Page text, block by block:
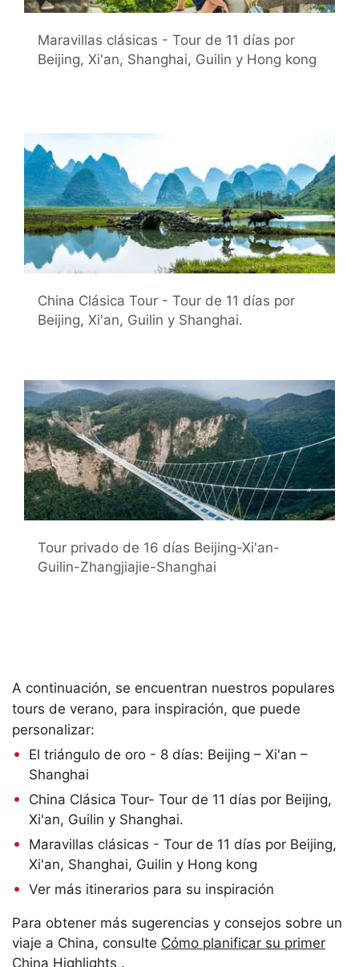
Maravillas clásicas - Tour de 11 días por
Beijing, Xi'an, Shanghai, Guilin y Hong kong
China Clásica Tour - Tour de 11 días por
Beijing, Xi'an, Guilin y Shanghai.
Tour privado de 16 días Beijing-Xi'an-
Guilin-Zhangjiajie-Shanghai
A continuación, se encuentran nuestros populares
tours de verano, para inspiración, que puede
personalizar:
El triángulo de oro - 8 días: Beijing – Xi'an –
Shanghai
China Clásica Tour- Tour de 11 días por Beijing,
Xi'an, Guilin y Shanghai.
Maravillas clásicas - Tour de 11 días por Beijing,
Xi'an, Shanghai, Guilin y Hong kong
Ver más itinerarios para su inspiración
Para obtener más sugerencias y consejos sobre un
viaje a China, consulte Cómo planificar su primer
China Highlights .